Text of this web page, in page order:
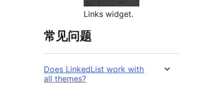
Links widget.
常见问题
Does LinkedList work with
all themes?